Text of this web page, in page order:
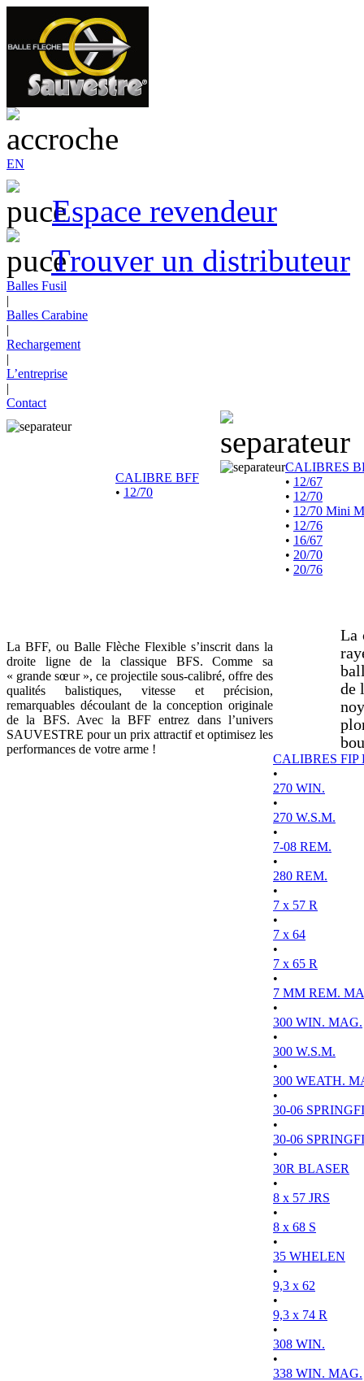
EN
Espace revendeur
Trouver un distributeur
Balles Fusil
|
Balles Carabine
|
Rechargement
|
L’entreprise
|
Contact
CALIBRE BFF
• 12/70
CALIBRES
• 12/67
• 12/70
• 12/70 Mini
• 12/76
• 16/67
• 20/70
• 20/76
La BFF, ou Balle Flèche Flexible s’inscrit dans la
droite ligne de la classique BFS. Comme sa
« grande sœur », ce projectile sous-calibré, offre des
qualités balistiques, vitesse et précision,
remarquables découlant de la conception originale
de la BFS. Avec la BFF entrez dans l’univers
SAUVESTRE pour un prix attractif et optimisez les
performances de votre arme !
La
de
CALIBRES FIP
•
270 WIN.
•
270 W.S.M.
•
7-08 REM.
•
280 REM.
•
7 x 57 R
•
7 x 64
•
7 x 65 R
•
7 MM REM.
•
300 WIN. MAG.
•
300 W.S.M.
•
300 WEATH.
•
30-06
•
30-06
•
30R BLASER
•
8 x 57 JRS
•
8 x 68 S
•
35 WHELEN
•
9,3 x 62
•
9,3 x 74 R
•
308 WIN.
•
338 WIN. MAG.